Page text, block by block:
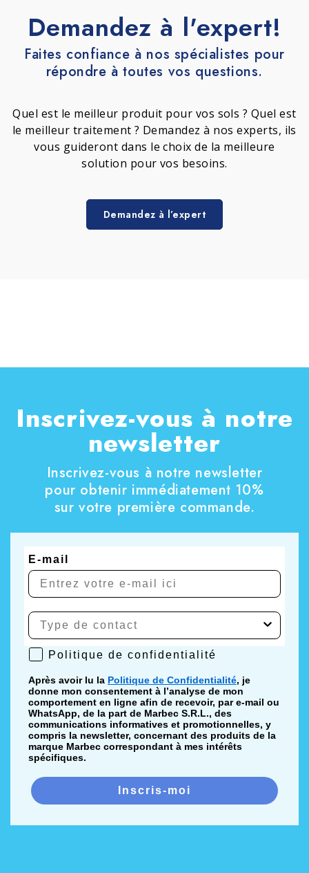
Demandez à l'expert!
Faites confiance à nos spécialistes pour
répondre à toutes vos questions.
Quel est le meilleur produit pour vos sols ? Quel est
le meilleur traitement ? Demandez à nos experts, ils
vous guideront dans le choix de la meilleure
solution pour vos besoins.
Demandez à l’expert
Inscrivez-vous à notre
newsletter
Inscrivez-vous à notre newsletter
pour obtenir immédiatement 10%
sur votre première commande.
E-mail
Politique de confidentialité
Politique de confidentialité
Après avoir lu la Politique de Confidentialité, je
donne mon consentement à l’analyse de mon
comportement en ligne afin de recevoir, par e-mail ou
WhatsApp, de la part de Marbec S.R.L., des
communications informatives et promotionnelles, y
compris la newsletter, concernant des produits de la
marque Marbec correspondant à mes intérêts
spécifiques.
Inscris-moi